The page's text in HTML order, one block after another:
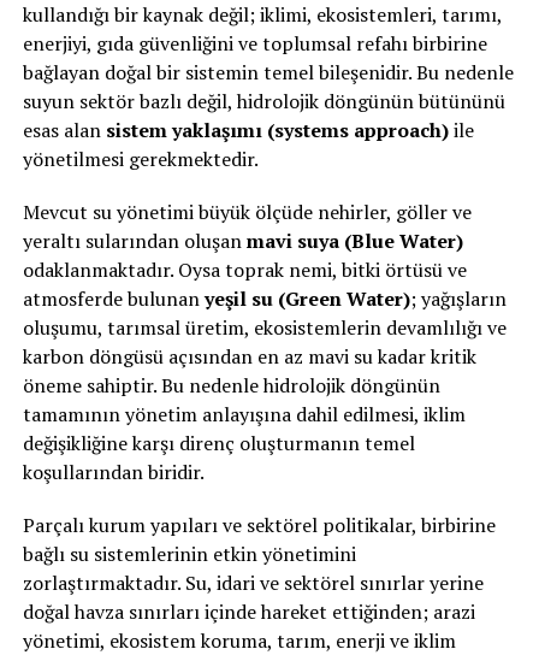
kullandığı bir kaynak değil; iklimi, ekosistemleri, tarımı,
enerjiyi, gıda güvenliğini ve toplumsal refahı birbirine
bağlayan doğal bir sistemin temel bileşenidir. Bu nedenle
suyun sektör bazlı değil, hidrolojik döngünün bütününü
esas alan sistem yaklaşımı (systems approach)ile
yönetilmesi gerekmektedir.
Mevcut su yönetimi büyük ölçüde nehirler, göller ve
yeraltı sularından oluşanmavi suya (Blue Water)
odaklanmaktadır. Oysa toprak nemi, bitki örtüsü ve
atmosferde bulunanyeşil su (Green Water); yağışların
oluşumu, tarımsal üretim, ekosistemlerin devamlılığı ve
karbon döngüsü açısından en az mavi su kadar kritik
öneme sahiptir. Bu nedenle hidrolojik döngünün
tamamının yönetim anlayışına dahil edilmesi, iklim
değişikliğine karşı direnç oluşturmanın temel
koşullarından biridir.
Parçalı kurum yapıları ve sektörel politikalar, birbirine
bağlı su sistemlerinin etkin yönetimini
zorlaştırmaktadır. Su, idari ve sektörel sınırlar yerine
doğal havza sınırları içinde hareket ettiğinden; arazi
yönetimi, ekosistem koruma, tarım, enerji ve iklim